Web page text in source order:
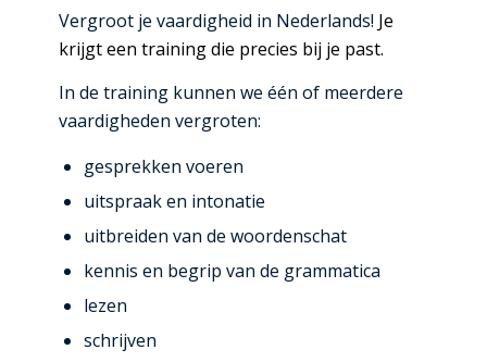
Vergroot je vaardigheid in Nederlands! Je
krijgt een training die precies bij je past.
In de training kunnen we één of meerdere
vaardigheden vergroten:
gesprekken voeren
uitspraak en intonatie
uitbreiden van de woordenschat
kennis en begrip van de grammatica
lezen
schrijven